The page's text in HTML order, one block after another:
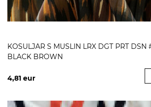
KOSULJAR S MUSLIN LRX DGT PRT DSN
BLACK BROWN
4,81 eur